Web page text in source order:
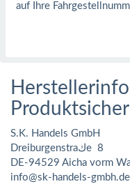
auf Ihre
S.K. Handels GmbH
Dreiburgenstraكe 8
DE-94529 Aicha vorm
info@sk-handels-gmbh.de